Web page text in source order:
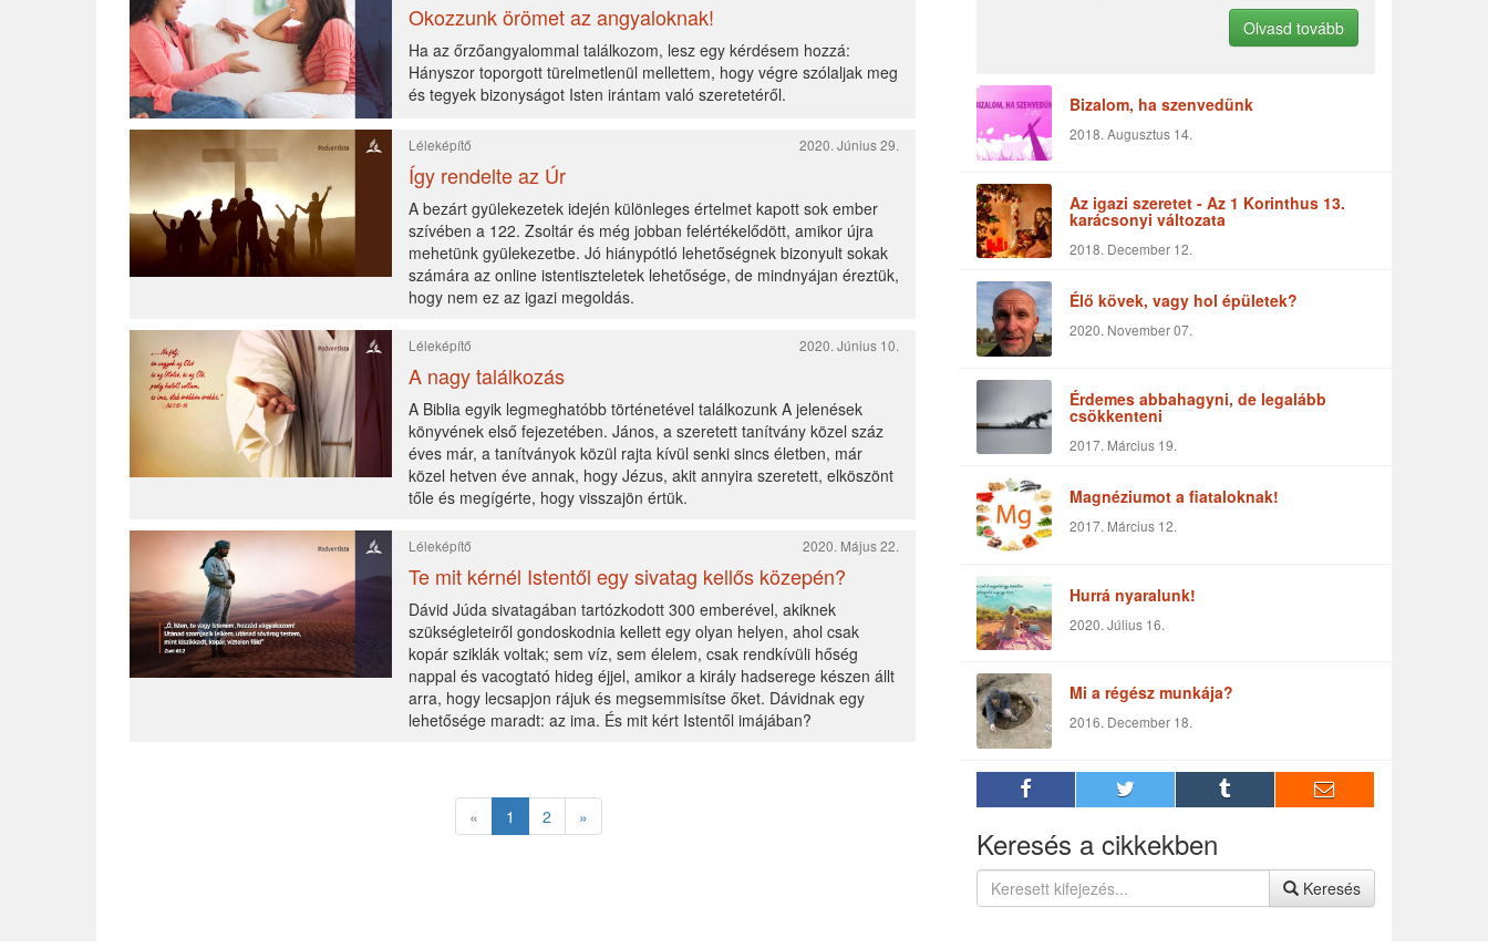
Okozzunk örömet az angyaloknak!
Ha az őrzőangyalommal találkozom, lesz egy kérdésem hozzá:
Hányszor toporgott türelmetlenül mellettem, hogy végre szólaljak meg
és tegyek bizonyságot Isten irántam való szeretetéről.
Léleképítő 2020. Június 29.
Így rendelte az Úr
A bezárt gyülekezetek idején különleges értelmet kapott sok ember
szívében a 122. Zsoltár és még jobban felértékelődött, amikor újra
mehetünk gyülekezetbe. Jó hiánypótló lehetőségnek bizonyult sokak
számára az online istentiszteletek lehetősége, de mindnyájan éreztük,
hogy nem ez az igazi megoldás.
Léleképítő 2020. Június 10.
A nagy találkozás
A Biblia egyik legmeghatóbb történetével találkozunk A jelenések
könyvének első fejezetében. János, a szeretett tanítvány közel száz
éves már, a tanítványok közül rajta kívül senki sincs életben, már
közel hetven éve annak, hogy Jézus, akit annyira szeretett, elköszönt
tőle és megígérte, hogy visszajön értük.
Léleképítő 2020. Május 22.
Te mit kérnél Istentől egy sivatag kellős közepén?
Dávid Júda sivatagában tartózkodott 300 emberével, akiknek
szükségleteiről gondoskodnia kellett egy olyan helyen, ahol csak
kopár sziklák voltak; sem víz, sem élelem, csak rendkívüli hőség
nappal és vacogtató hideg éjjel, amikor a király hadserege készen állt
arra, hogy lecsapjon rájuk és megsemmisítse őket. Dávidnak egy
lehetősége maradt: az ima. És mit kért Istentől imájában?
« 1 2 »
Olvasd tovább
Bizalom, ha szenvedünk
2018. Augusztus 14.
Az igazi szeretet - Az 1 Korinthus 13.
karácsonyi változata
2018. December 12.
Élő kövek, vagy hol épületek?
2020. November 07.
Érdemes abbahagyni, de legalább
csökkenteni
2017. Március 19.
Magnéziumot a fiataloknak!
2017. Március 12.
Hurrá nyaralunk!
2020. Július 16.
Mi a régész munkája?
2016. December 18.
Keresés a cikkekben
Keresés